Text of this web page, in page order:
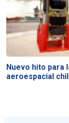
Nuevo hito para
aeroespacial